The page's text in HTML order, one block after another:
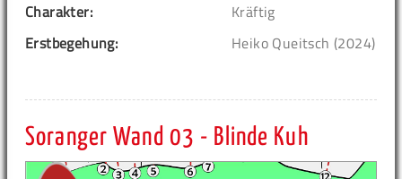
Charakter:
Kräftig
Erstbegehung:
Heiko Queitsch (2024)
Soranger Wand 03 - Blinde Kuh